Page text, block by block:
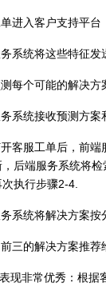
入客户支持平台
统将这些特征发
个可能的解决方
统接收预测方案
服工单后，前端服
后端服务系统将
执行步骤2-4.
统将解决方案按
的解决方案推荐给
非常优秀：根据客